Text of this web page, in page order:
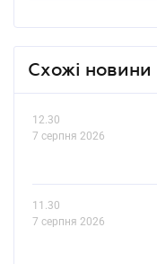
Схожі новини
12.30
7 серпня 2026
11.30
7 серпня 2026